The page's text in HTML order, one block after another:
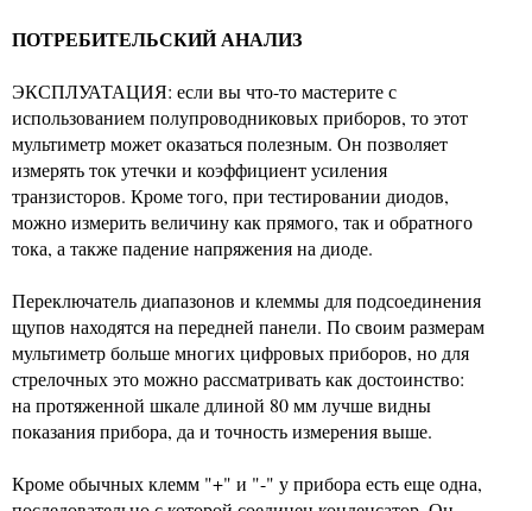
ПОТРЕБИТЕЛЬСКИЙ АНАЛИЗ
ЭКСПЛУАТАЦИЯ: если вы что-то мастерите с
использованием полупроводниковых приборов, то этот
мультиметр может оказаться полезным. Он позволяет
измерять ток утечки и коэффициент усиления
транзисторов. Кроме того, при тестировании диодов,
можно измерить величину как прямого, так и обратного
тока, а также падение напряжения на диоде.
Переключатель диапазонов и клеммы для подсоединения
щупов находятся на передней панели. По своим размерам
мультиметр больше многих цифровых приборов, но для
стрелочных это можно рассматривать как достоинство:
на протяженной шкале длиной 80 мм лучше видны
показания прибора, да и точность измерения выше.
Кроме обычных клемм "+" и "-" у прибора есть еще одна,